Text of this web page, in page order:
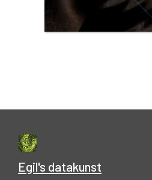
Egil's datakunst